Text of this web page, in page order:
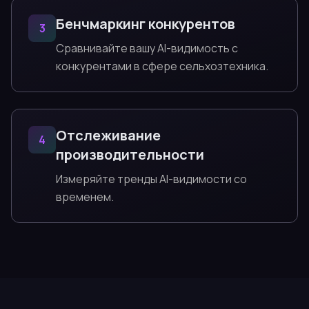
3 Бенчмаркинг конкурентов
Сравнивайте вашу AI-видимость с
конкурентами в сфере сельхозтехника.
4
Отслеживание
производительности
Измеряйте тренды AI-видимости со
временем.